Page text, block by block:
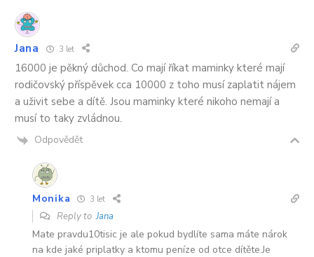
Jana 3 let
16000 je pěkný důchod. Co mají říkat maminky které mají
rodičovský příspěvek cca 10000 z toho musí zaplatit nájem
a uživit sebe a dítě. Jsou maminky které nikoho nemají a
musí to taky zvládnou.
Odpovědět
Monika 3 let
Reply toJana
Mate pravdu10tisic je ale pokud bydlíte sama máte nárok
na kde jaké priplatky a ktomu peníze od otce dítěte.Je